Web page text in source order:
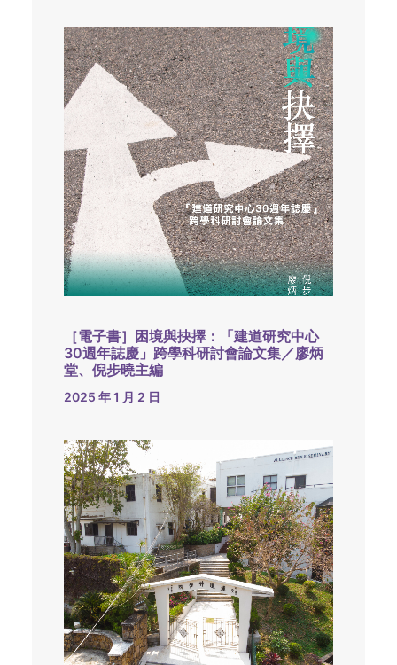
［電子書］困境與抉擇：「建道研究中心
30週年誌慶」跨學科研討會論文集／廖炳
堂、倪步曉主編
2025 年 1 月 2 日